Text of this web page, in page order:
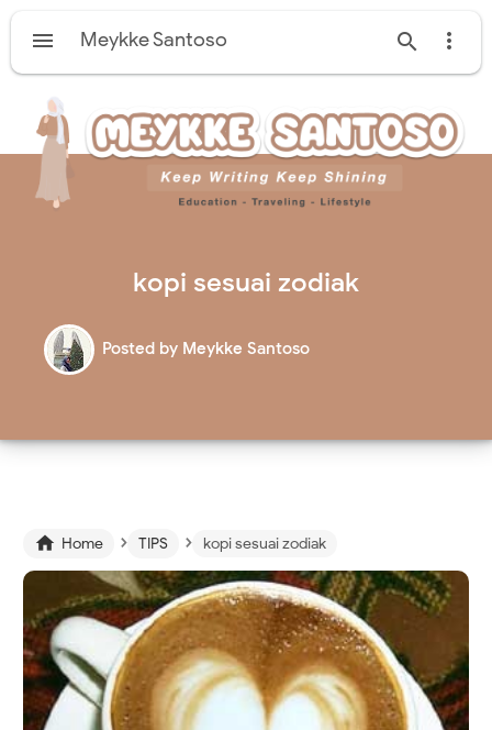
  
Meykke Santoso
kopi sesuai zodiak
Posted by Meykke Santoso
 Home › TIPS › kopi sesuai zodiak